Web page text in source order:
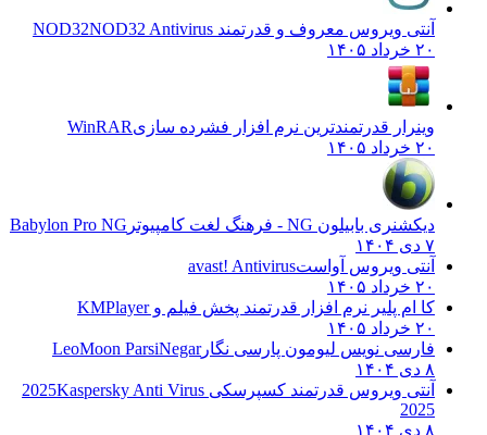
آنتی ویروس معروف و قدرتمند NOD32 NOD32 Antivirus
وینرار قدرتمندترین نرم افزار فشرده سازیWinRAR
دیکشنری بابیلون NG - فرهنگ لغت کامپیوتر
Babylon Pro NG
آنتی ویروس آواست avast! Antivirus
کا ام پلیر نرم افزار قدرتمند پخش فیلم وKMPlayer
فارسی نویس لیومون پارسی نگار LeoMoon ParsiNegar
آنتی ویروس قدرتمند کسپرسکی 2025Kaspersky Anti Virus